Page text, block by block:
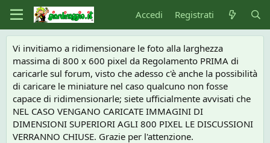
Accedi Registrati
Vi invitiamo a ridimensionare le foto alla larghezza
massima di 800 x 600 pixel da Regolamento PRIMA di
caricarle sul forum, visto che adesso c'è anche la possibilità
di caricare le miniature nel caso qualcuno non fosse
capace di ridimensionarle; siete ufficialmente avvisati che
NEL CASO VENGANO CARICATE IMMAGINI DI
DIMENSIONI SUPERIORI AGLI 800 PIXEL LE DISCUSSIONI
VERRANNO CHIUSE. Grazie per l'attenzione.